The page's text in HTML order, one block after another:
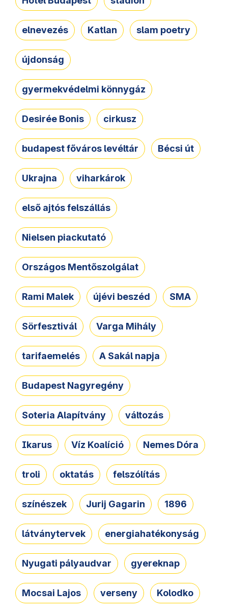
elnevezés Katlan slam poetry
újdonság
gyermekvédelmi könnygáz
Desirée Bonis cirkusz
budapest főváros levéltár Bécsi út
Ukrajna viharkárok
első ajtós felszállás
Nielsen piackutató
Országos Mentőszolgálat
Rami Malek újévi beszéd SMA
Sörfesztivál Varga Mihály
tarifaemelés A Sakál napja
Budapest Nagyregény
Soteria Alapítvány változás
Ikarus Víz Koalíció Nemes Dóra
troli oktatás felszólítás
színészek Jurij Gagarin 1896
látványtervek energiahatékonyság
Nyugati pályaudvar gyereknap
Mocsai Lajos verseny Kolodko